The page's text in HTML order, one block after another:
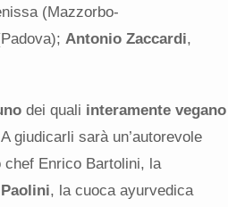
(Mazzorbo-
Antonio Zaccardi,
dei quali interamente vegano
giudicarli sarà un’autorevole
chef Enrico Bartolini, la
, la cuoca ayurvedica